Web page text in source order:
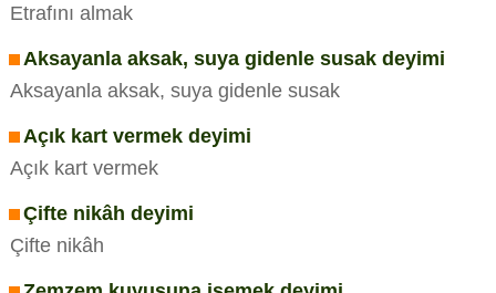
Etrafını almak
Aksayanla aksak, suya gidenle susak deyimi
Aksayanla aksak, suya gidenle susak
Açık kart vermek deyimi
Açık kart vermek
Çifte nikâh deyimi
Çifte nikâh